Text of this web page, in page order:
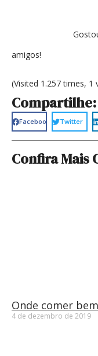
Gostou
amigos!
(Visited 1.257 times, 1
Compartilhe:
Facebook Twitter
Confira Mais
Onde comer
4 de dezembro de 2019